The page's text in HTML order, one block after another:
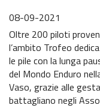
08-09-2021
Oltre 200 piloti
l’ambito Trofeo
le pile con la lunga
del Mondo Enduro
Vaso, grazie alle
battagliano negli